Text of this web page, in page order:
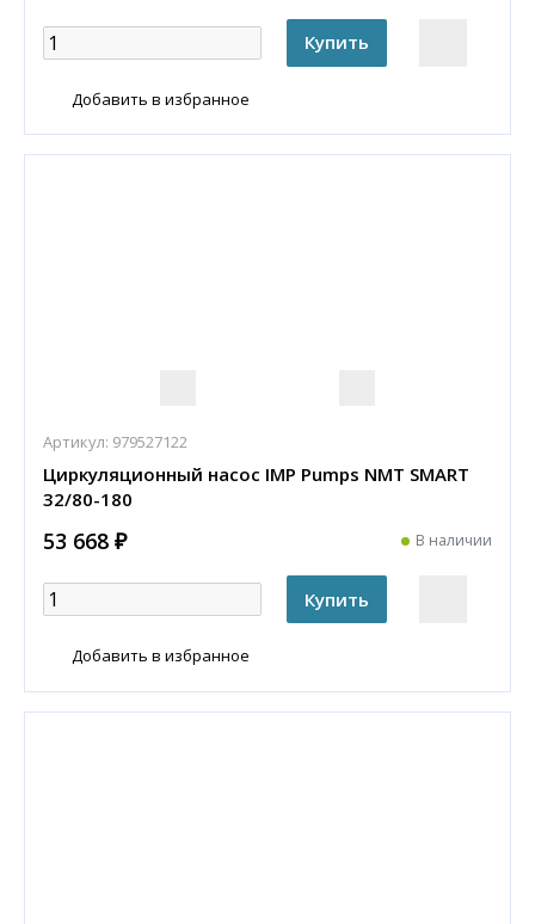
Добавить в избранное
Артикул: 979527122
Циркуляционный насос IMP Pumps NMT SMART
32/80-180
53 668 ₽ В наличии
Добавить в избранное